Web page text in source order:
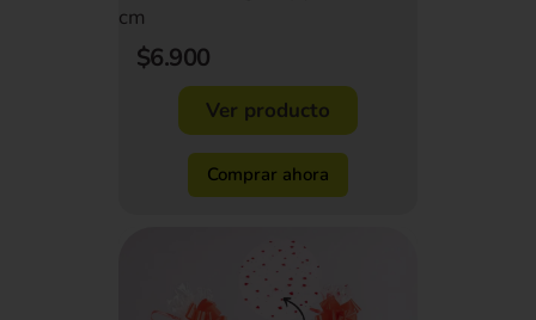
cm
$6.900
Ver producto
Comprar ahora